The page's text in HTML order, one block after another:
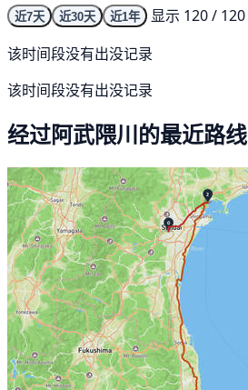
近7天 近30天 近1年
显示 120 / 120
该时间段没有出没记录
该时间段没有出没记录
经过阿武隈川的最近路线